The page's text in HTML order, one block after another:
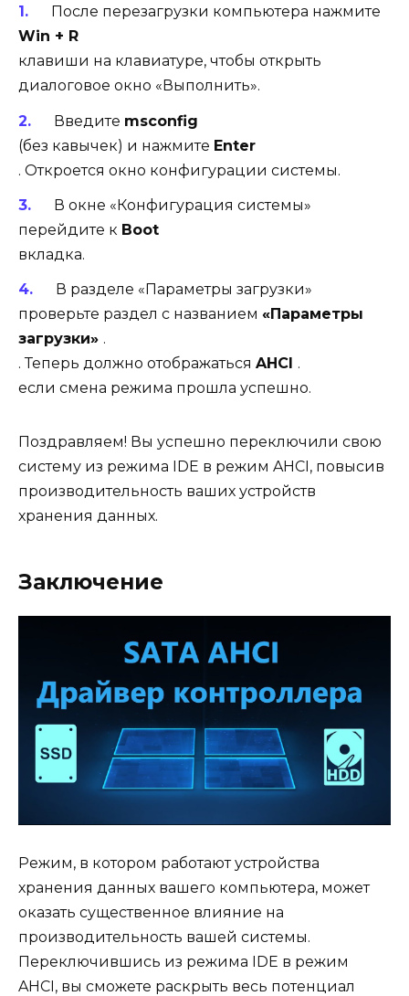
После перезагрузки компьютера нажмите
Win + R
клавиши на клавиатуре, чтобы открыть
диалоговое окно «Выполнить».
Введите msconfig
(без кавычек) и нажмите Enter
. Откроется окно конфигурации системы.
В окне «Конфигурация системы»
перейдите к Boot
вкладка.
В разделе «Параметры загрузки»
проверьте раздел с названием «Параметры
загрузки» .
. Теперь должно отображаться AHCI .
если смена режима прошла успешно.
Поздравляем! Вы успешно переключили свою
систему из режима IDE в режим AHCI, повысив
производительность ваших устройств
хранения данных.
Заключение
Режим, в котором работают устройства
хранения данных вашего компьютера, может
оказать существенное влияние на
производительность вашей системы.
Переключившись из режима IDE в режим
AHCI, вы сможете раскрыть весь потенциал